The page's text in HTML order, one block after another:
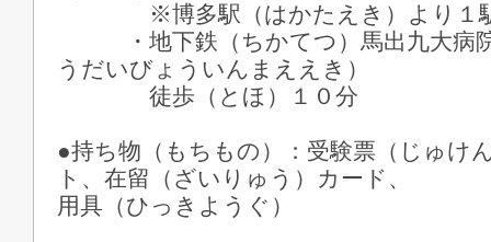
※博多駅（はかたえき）より１駅
・地下鉄（ちかてつ）馬出九大病院
うだいびょういんまええき）
徒歩（とほ）１０分
●持ち物（もちもの）：受験票（じゅけ
ト、在留（ざいりゅう）
用具（ひっきようぐ）